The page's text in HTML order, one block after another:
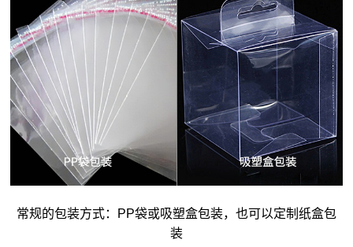
常规的包装方式：PP袋或吸塑盒包装，也可以定制纸盒包
装